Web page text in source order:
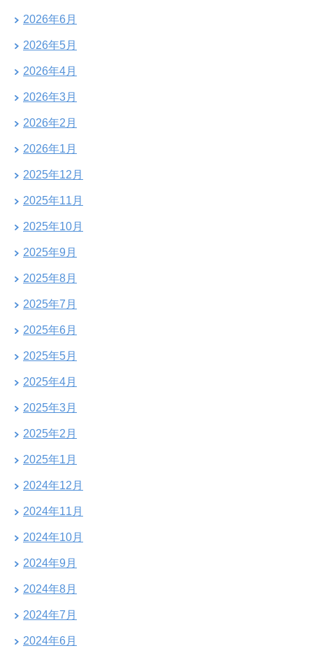
2026年6月
2026年5月
2026年4月
2026年3月
2026年2月
2026年1月
2025年12月
2025年11月
2025年10月
2025年9月
2025年8月
2025年7月
2025年6月
2025年5月
2025年4月
2025年3月
2025年2月
2025年1月
2024年12月
2024年11月
2024年10月
2024年9月
2024年8月
2024年7月
2024年6月